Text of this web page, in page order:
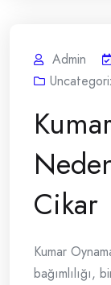
Admin
Cikar
Kumar
bağımlılığı,